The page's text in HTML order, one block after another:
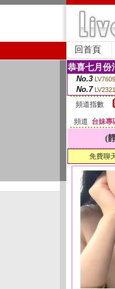
回首頁
恭喜七月份
No.3
No.7
頻道指數
頻道 台妹專
(
免費聊